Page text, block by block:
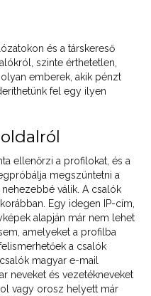
és a társkereső
szinte érthetetlen,
emberek, akik pénzt
fel egy ilyen
ellenőrzi a profilokat, és a
megszüntetni a
válik. A csalók
Egy idegen IP-cím,
alapján már nem lehet
amelyeket a profilba
a csalók
magyar e-mail
neveket és vezetékneveket
vagy orosz helyett már